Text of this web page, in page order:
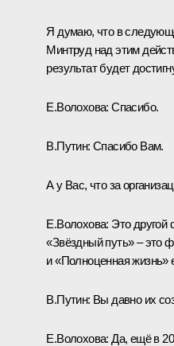
Я думаю, что в
Минтруд над этим
результат будет
Е.Волохова: Спасибо.
В.Путин: Спасибо Вам.
А у Вас, что за
Е.Волохова: Это другой
«Звёздный путь» – это
и «Полноценная
В.Путин: Вы давно их
Е.Волохова: Да, ещё в